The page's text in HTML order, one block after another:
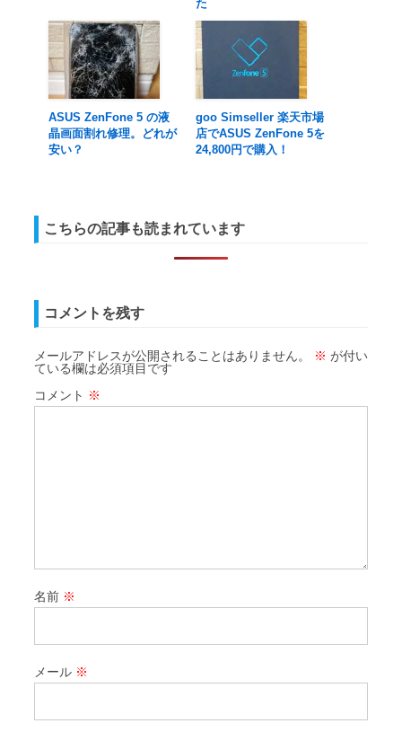
た
ASUS ZenFone 5 の液
晶画面割れ修理。どれが
安い？
goo Simseller 楽天市場
店でASUS ZenFone 5を
24,800円で購入！
こちらの記事も読まれています
コメントを残す
メールアドレスが公開されることはありません。 ※ が付い
ている欄は必須項目です
コメント ※
名前 ※
メール ※